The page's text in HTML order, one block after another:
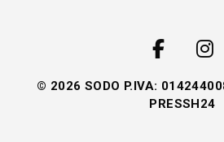
© 2026 SODO P.IVA:
PRESSH24